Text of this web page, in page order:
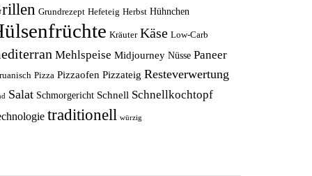
Grundrezept Hefeteig Herbst Hühnchen
Kräuter Käse Low-Carb
Mehlspeise Midjourney Nüsse Paneer
Pizza Pizzaofen Pizzateig Resteverwertung
Salat Schmorgericht Schnell Schnellkochtopf
traditionell würzig